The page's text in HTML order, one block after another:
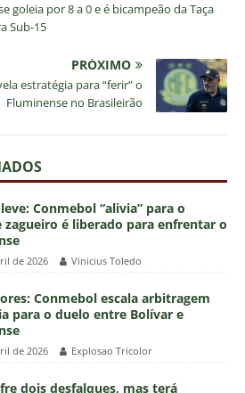
goleia por 8 a 0 e é bicampeão da Taça
Sub-15
PRÓXIMO
estratégia para “ferir” o
Fluminense no Brasileirão
Conmebol “alivia” para o
zagueiro é liberado para enfrentar o
de 2026 Vinicius Toledo
Conmebol escala arbitragem
para o duelo entre Bolívar e
de 2026 Explosao Tricolor
dois desfalques, mas terá